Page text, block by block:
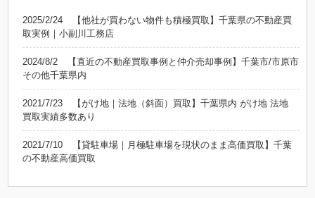
2025/2/24
【他社が買わない物件も積極買取】千葉県の不動産買
取実例｜小副川工務店
2024/8/2
【直近の不動産買取事例と仲介売却事例】千葉市/市原市
その他千葉県内
2021/7/23
【がけ地｜法地（斜面）買取】千葉県内 がけ地 法地
買取実績多数あり
2021/7/10
【貸駐車場｜月極駐車場を現状のまま高価買取】千葉
の不動産高価買取